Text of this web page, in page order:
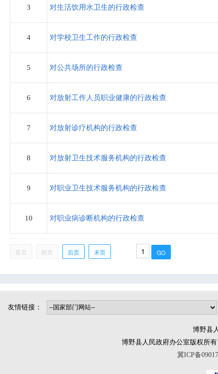
卫生健康局
审计局
市场监督管理局
司法局
烟草专卖局
博野镇
小店镇
程委镇
东墟镇
3 对生活饮用水卫生的行政检查
4 对学校卫生工作的行政检查
5 对公共场所的行政检查
6 对放射工作人员职业健康的行政检查
7 对放射诊疗机构的行政检查
8 对放射卫生技术服务机构的行政检查
9 对职业卫生技术服务机构的行政检查
10 对职业病诊断机构的行政检查
首页 前页 后页 末页